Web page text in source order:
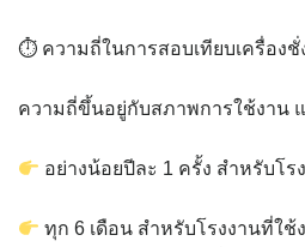
⏱ ความถี่ในการสอบเทียบเครื่องชั่
ความถี่ขึ้นอยู่กับสภาพการใช้งาน
อย่างน้อยปีละ 1 ครั้ง สำหรับโ
ทุก 6 เดือน สำหรับโรงงานที่ใ